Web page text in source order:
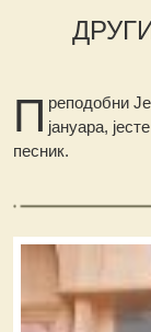
П реподобни
јануара,
песник.